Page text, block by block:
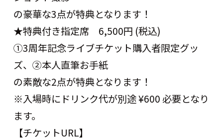
の豪華な3点が特典となります！
★特典付き指定席 6,500円 (税込)
①3周年記念ライブチケット購入者限定グッ
ズ、②本人直筆お手紙
の素敵な2点が特典となります！
※入場時にドリンク代が別途¥600 必要となり
ます。
【チケットURL】